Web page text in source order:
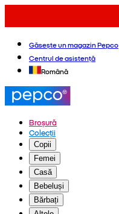
Găsește un magazin Pepco
Centrul de asistență
Română
Broșură
Colecții
Copii
Femei
Casă
Bebeluși
Bărbați